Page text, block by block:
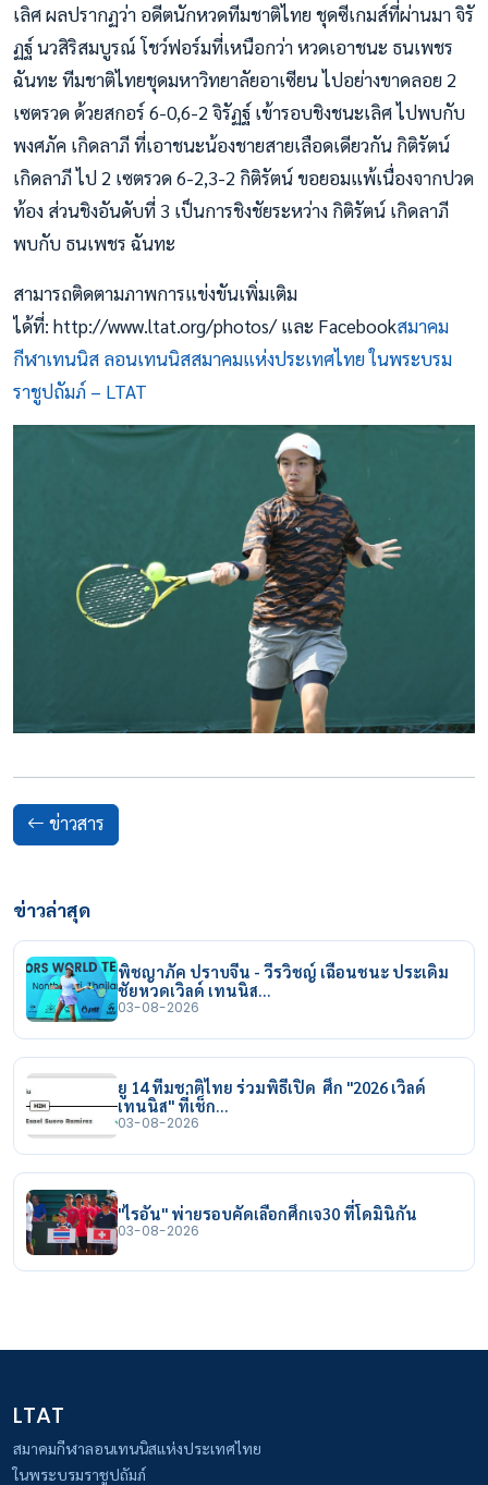
เลิศ ผลปรากฏว่า อดีตนักหวดทีมชาติไทย ชุดซีเกมส์ที่ผ่านมา จิรั
ฏฐ์ นวสิริสมบูรณ์ โชว์ฟอร์มที่เหนือกว่า หวดเอาชนะ ธนเพชร
ฉันทะ ทีมชาติไทยชุดมหาวิทยาลัยอาเซียน ไปอย่างขาดลอย 2
เซตรวด ด้วยสกอร์ 6-0,6-2 จิรัฏฐ์ เข้ารอบชิงชนะเลิศ ไปพบกับ
พงศภัค เกิดลาภี ที่เอาชนะน้องชายสายเลือดเดียวกัน กิติรัตน์
เกิดลาภี ไป 2 เซตรวด 6-2,3-2 กิติรัตน์ ขอยอมแพ้เนื่องจากปวด
ท้อง ส่วนชิงอันดับที่ 3 เป็นการชิงชัยระหว่าง กิติรัตน์ เกิดลาภี
พบกับ ธนเพชร ฉันทะ
สามารถติดตามภาพการแข่งขันเพิ่มเติม
ได้ที่: http://www.ltat.org/photos/ และ Facebookสมาคม
กีฬาเทนนิส ลอนเทนนิสสมาคมแห่งประเทศไทย ในพระบรม
ราชูปถัมภ์ – LTAT
ข่าวสาร
ข่าวล่าสุด
พิชญาภัค ปราบจีน - วีรวิชญ์ เฉือนชนะ ประเดิม
ชัยหวดเวิลด์ เทนนิส…
03-08-2026
ยู 14 ทีมชาติไทย ร่วมพิธีเปิด ศึก "2026 เวิลด์
เทนนิส" ที่เช็ก…
03-08-2026
"ไรอัน" พ่ายรอบคัดเลือกศึกเจ30 ที่โดมินิกัน
03-08-2026
LTAT
สมาคมกีฬาลอนเทนนิสแห่งประเทศไทย
ในพระบรมราชูปถัมภ์